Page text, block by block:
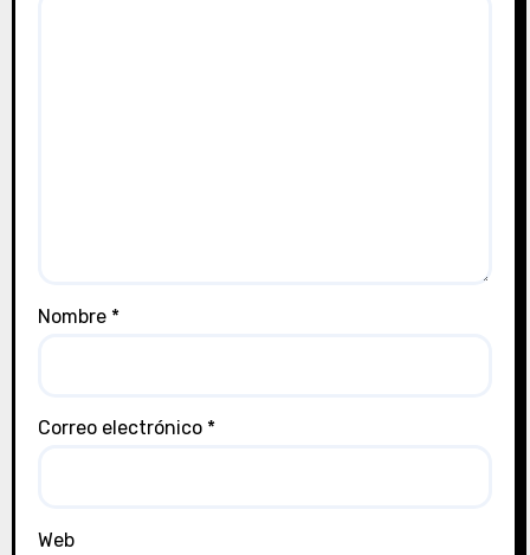
Nombre *
Correo electrónico *
Web